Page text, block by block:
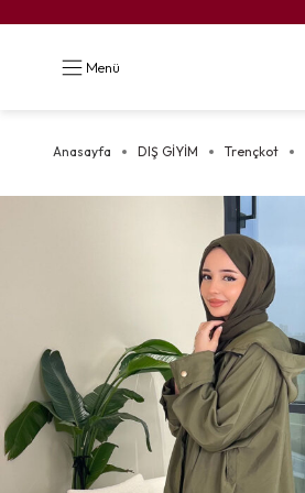
Menü
Anasayfa DIŞ GİYİM Trençkot